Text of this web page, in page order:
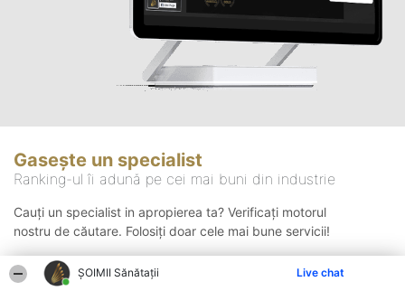
ŞOIMII Sănătații Live chat
Gasește un specialist
Ranking-ul îi adună pe cei mai buni din industrie
Cauți un specialist in apropierea ta? Verificați motorul
nostru de căutare. Folosiți doar cele mai bune servicii!